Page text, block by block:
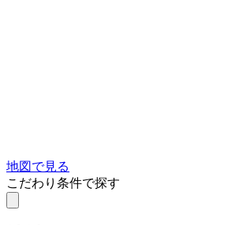
地図で見る
こだわり条件で探す